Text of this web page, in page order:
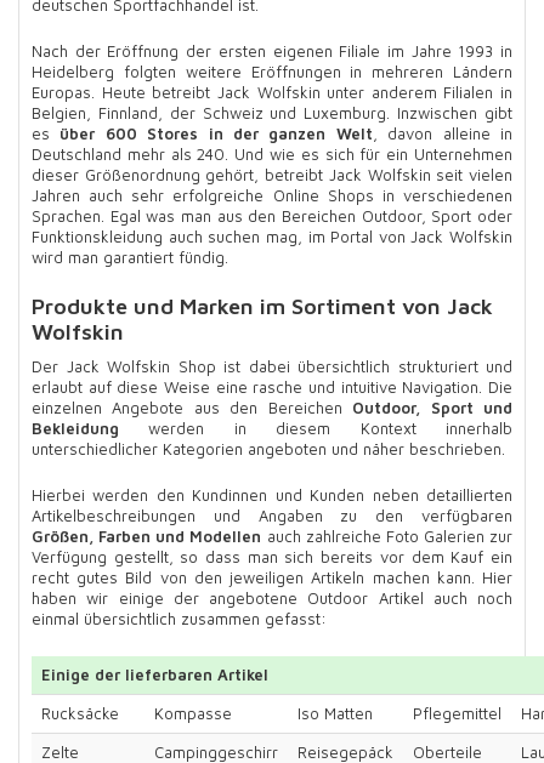
deutschen Sportfachhandel ist.
Nach der Eröffnung der ersten eigenen Filiale im Jahre 1993 in
Heidelberg folgten weitere Eröffnungen in mehreren Ländern
Europas. Heute betreibt Jack Wolfskin unter anderem Filialen in
Belgien, Finnland, der Schweiz und Luxemburg. Inzwischen gibt
es über 600 Stores in der ganzen Welt , davon alleine in
Deutschland mehr als 240. Und wie es sich für ein Unternehmen
dieser Größenordnung gehört, betreibt Jack Wolfskin seit vielen
Jahren auch sehr erfolgreiche Online Shops in verschiedenen
Sprachen. Egal was man aus den Bereichen Outdoor, Sport oder
Funktionskleidung auch suchen mag, im Portal von Jack Wolfskin
wird man garantiert fündig.
Produkte und Marken im Sortiment von Jack
Wolfskin
Der Jack Wolfskin Shop ist dabei übersichtlich strukturiert und
erlaubt auf diese Weise eine rasche und intuitive Navigation. Die
einzelnen Angebote aus den Bereichen Outdoor, Sport und
Bekleidung werden in diesem Kontext innerhalb
unterschiedlicher Kategorien angeboten und näher beschrieben.
Hierbei werden den Kundinnen und Kunden neben detaillierten
Artikelbeschreibungen und Angaben zu den verfügbaren
Größen, Farben und Modellen auch zahlreiche Foto Galerien zur
Verfügung gestellt, so dass man sich bereits vor dem Kauf ein
recht gutes Bild von den jeweiligen Artikeln machen kann. Hier
haben wir einige der angebotene Outdoor Artikel auch noch
einmal übersichtlich zusammen gefasst:
Einige der lieferbaren Artikel
Rucksäcke
Kompasse Iso Matten Pflegemittel
Zelte
Campinggeschirr Reisegepäck Oberteile